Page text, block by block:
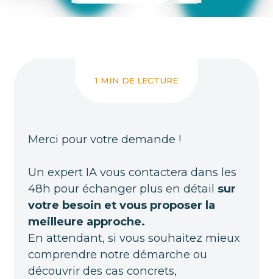
1 MIN DE LECTURE
Merci pour votre demande !
Un expert IA vous contactera dans les
48h pour échanger plus en détail sur
votre besoin et vous proposer la
meilleure approche.
En attendant, si vous souhaitez mieux
comprendre notre démarche ou
découvrir des cas concrets,